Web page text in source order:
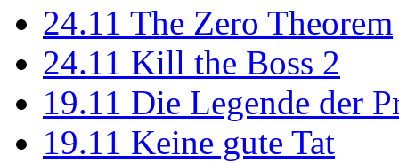
24.11 The Zero Theorem
24.11 Kill the Boss 2
19.11 Die Legende der
19.11 Keine gute Tat